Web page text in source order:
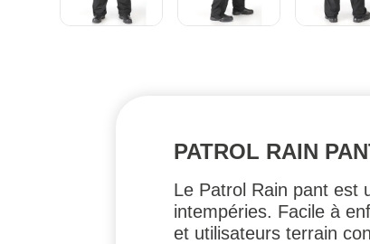
PATROL RAIN
Le Patrol Rain pant est
intempéries. Facile à
et utilisateurs terrain